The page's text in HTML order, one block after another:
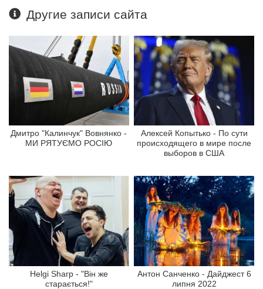
Другие записи сайта
Дмитро "Калинчук" Вовнянко -
МИ РЯТУЄМО РОСІЮ
Алексей Копытько - По сути
происходящего в мире после
выборов в США
Helgi Sharp - "Він же
старається!"
Антон Санченко - Дайджест 6
липня 2022